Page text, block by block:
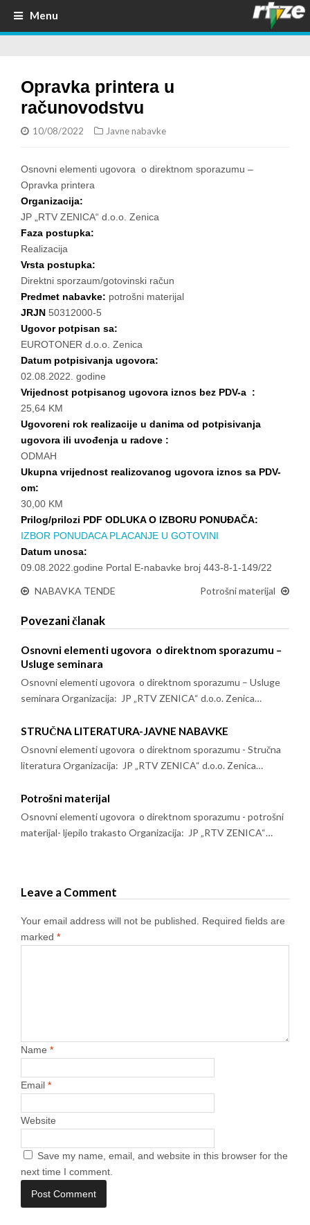
Menu
Opravka printera u
računovodstvu
10/08/2022 Javne nabavke
Osnovni elementi ugovora o direktnom sporazumu –
Opravka printera
Organizacija:
JP „RTV ZENICA“ d.o.o. Zenica
Faza postupka:
Realizacija
Vrsta postupka:
Direktni sporzaum/gotovinski račun
Predmet nabavke: potrošni materijal
JRJN 50312000-5
Ugovor potpisan sa:
EUROTONER d.o.o. Zenica
Datum potpisivanja ugovora:
02.08.2022. godine
Vrijednost potpisanog ugovora iznos bez PDV-a :
25,64 KM
Ugovoreni rok realizacije u danima od potpisivanja
ugovora ili uvođenja u radove :
ODMAH
Ukupna vrijednost realizovanog ugovora iznos sa PDV-
om:
30,00 KM
Prilog/prilozi PDF ODLUKA O IZBORU PONUĐAČA:
IZBOR PONUDACA PLACANJE U GOTOVINI
Datum unosa:
09.08.2022.godine Portal E-nabavke broj 443-8-1-149/22
NABAVKA TENDE Potrošni materijal
Povezani članak
Osnovni elementi ugovora o direktnom sporazumu –
Usluge seminara
Osnovni elementi ugovora o direktnom sporazumu – Usluge
seminara Organizacija: JP „RTV ZENICA“ d.o.o. Zenica…
STRUČNA LITERATURA-JAVNE NABAVKE
Osnovni elementi ugovora o direktnom sporazumu - Stručna
literatura Organizacija: JP „RTV ZENICA“ d.o.o. Zenica…
Potrošni materijal
Osnovni elementi ugovora o direktnom sporazumu - potrošni
materijal- ljepilo trakasto Organizacija: JP „RTV ZENICA“…
Leave a Comment
Your email address will not be published.
Required fields are
marked *
Name *
Email *
Website
Save my name, email, and website in this browser for the
next time I comment.